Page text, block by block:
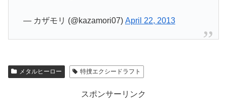
— カザモリ (@kazamori07) April 22, 2013
メタルヒーロー 特捜エクシードラフト
スポンサーリンク